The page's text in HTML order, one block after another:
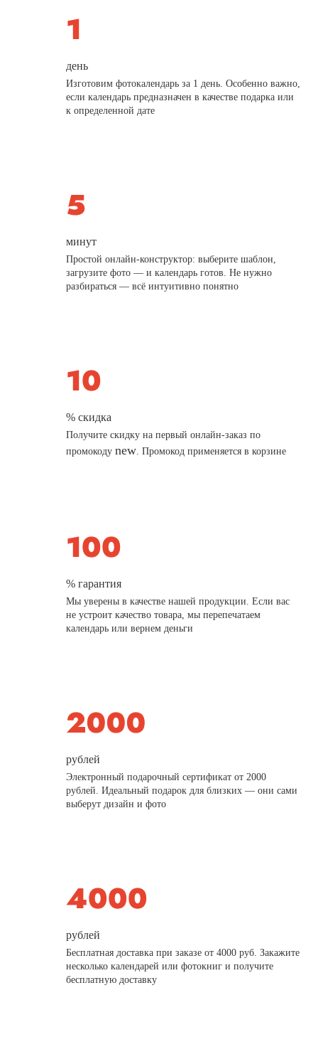
день
Изготовим фотокалендарь за 1 день. Особенно важно,
если календарь предназначен в качестве подарка или
к определенной дате
минут
Простой онлайн-конструктор: выберите шаблон,
загрузите фото — и календарь готов. Не нужно
разбираться — всё интуитивно понятно
% скидка
Получите скидку на первый онлайн-заказ по
промокодуnew. Промокод применяется в корзине
% гарантия
Мы уверены в качестве нашей продукции. Если вас
не устроит качество товара, мы перепечатаем
календарь или вернем деньги
рублей
Электронный подарочный сертификат от 2000
рублей. Идеальный подарок для близких — они сами
выберут дизайн и фото
рублей
Бесплатная доставка при заказе от 4000 руб. Закажите
несколько календарей или фотокниг и получите
бесплатную доставку